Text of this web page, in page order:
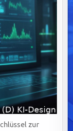
zur